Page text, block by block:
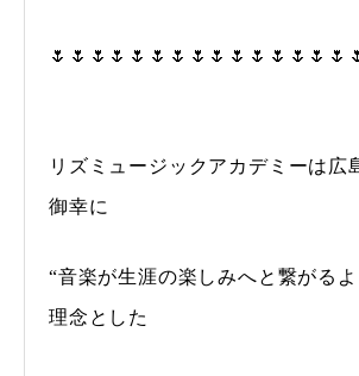
リズミュージックアカデミーは広
御幸に
“音楽が生涯の楽しみへと繋がる
理念とした